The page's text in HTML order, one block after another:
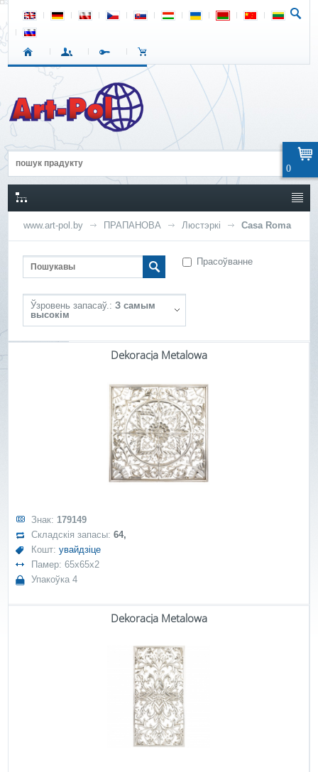
www.art-pol.by ПРАПАНОВА Люстэркі Casa Roma
Прасоўванне
Ўзровень запасаў.: З самым
высокім
Dekoracja Metalowa
Знак: 179149
Складскія запасы:64,
Кошт:увайдзіце
Памер: 65x65x2
Упакоўка 4
Dekoracja Metalowa
0